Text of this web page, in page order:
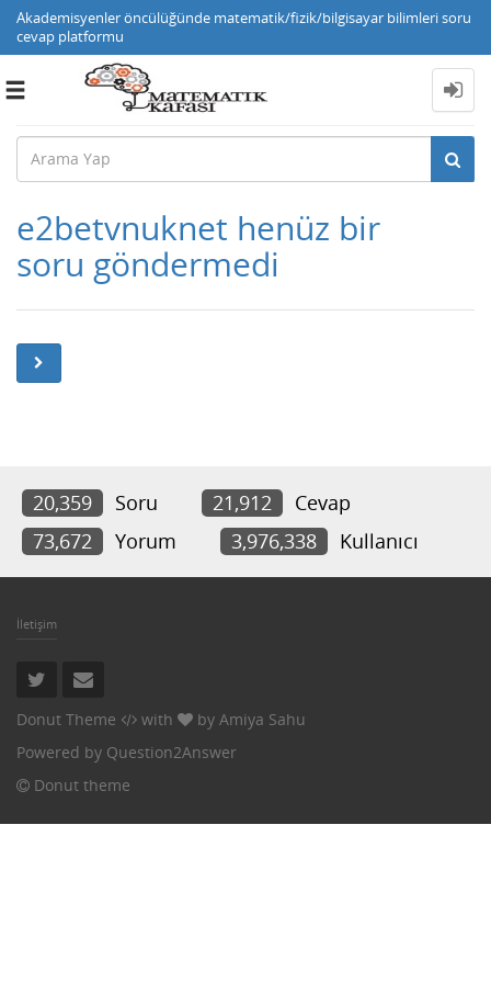
Akademisyenler öncülüğünde matematik/fizik/bilgisayar bilimleri soru
cevap platformu
Toggle
e2betvnuknet henüz bir
soru göndermedi
20,359 Soru 21,912
Cevap
73,672
Yorum 3,976,338 Kullanıcı
İletişim
Donut Theme with by Amiya Sahu
Powered by Question2Answer
Donut theme